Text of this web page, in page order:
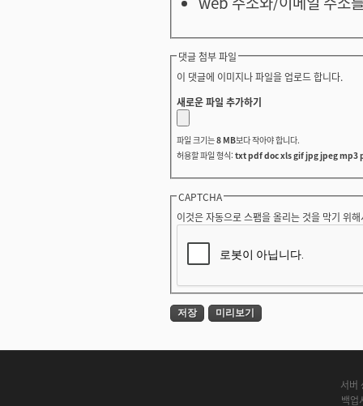
댓글 첨부 파일
이 댓글에 이미지나 파일을 업로드 합니다.
새로운 파일 추가하기
파일 크기는8 MB보다 작아야 합니다.
허용할 파일 형식: txt pdf doc xls gif jpg jpeg mp3
CAPTCHA
이것은 자동으로 스팸을 올리는 것을 막기 위
서버
백업